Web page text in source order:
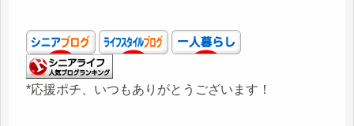
*応援ポチ、いつもありがとうございます！